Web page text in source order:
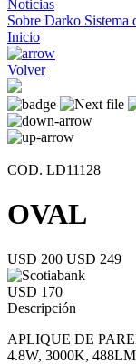
Noticias
Sobre Darko Sistema
Inicio
Volver
COD. LD11128
OVAL
USD 200 USD 249
USD 170
Descripción
APLIQUE DE
4.8W, 3000K,